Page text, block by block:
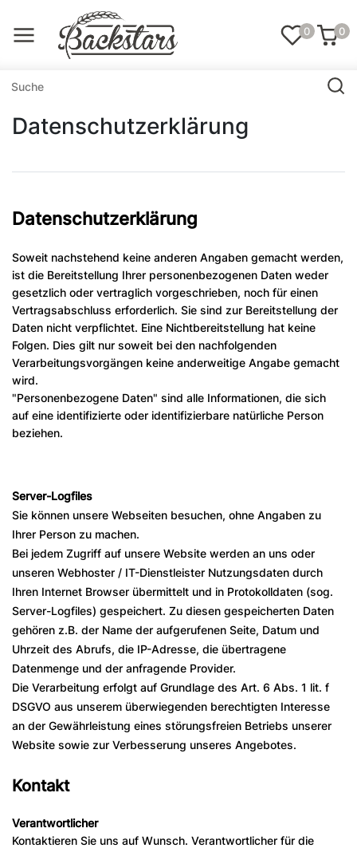
0 0
Daten­schutz­erklärung
Datenschutzerklärung
Soweit nachstehend keine anderen Angaben gemacht werden,
ist die Bereitstellung Ihrer personenbezogenen Daten weder
gesetzlich oder vertraglich vorgeschrieben, noch für einen
Vertragsabschluss erforderlich. Sie sind zur Bereitstellung der
Daten nicht verpflichtet. Eine Nichtbereitstellung hat keine
Folgen. Dies gilt nur soweit bei den nachfolgenden
Verarbeitungsvorgängen keine anderweitige Angabe gemacht
wird.
"Personenbezogene Daten" sind alle Informationen, die sich
auf eine identifizierte oder identifizierbare natürliche Person
beziehen.
Server-Logfiles
Sie können unsere Webseiten besuchen, ohne Angaben zu
Ihrer Person zu machen.
Bei jedem Zugriff auf unsere Website werden an uns oder
unseren Webhoster / IT-Dienstleister Nutzungsdaten durch
Ihren Internet Browser übermittelt und in Protokolldaten (sog.
Server-Logfiles) gespeichert. Zu diesen gespeicherten Daten
gehören z.B. der Name der aufgerufenen Seite, Datum und
Uhrzeit des Abrufs, die IP-Adresse, die übertragene
Datenmenge und der anfragende Provider.
Die Verarbeitung erfolgt auf Grundlage des Art. 6 Abs. 1 lit. f
DSGVO aus unserem überwiegenden berechtigten Interesse
an der Gewährleistung eines störungsfreien Betriebs unserer
Website sowie zur Verbesserung unseres Angebotes.
Kontakt
Verantwortlicher
Kontaktieren Sie uns auf Wunsch. Verantwortlicher für die